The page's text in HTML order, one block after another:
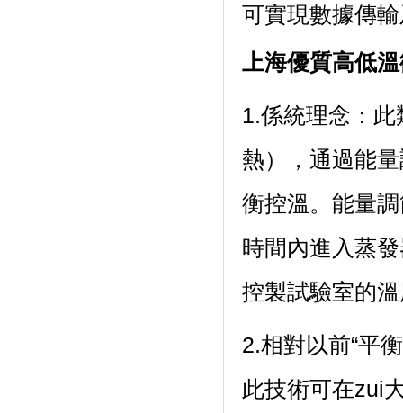
可實現數據傳輸
上海優質高低
1.係統理念：
熱），通過
衡控溫。能
時間內進入蒸發
控製試驗室的溫度
2.相對以前“平衡
此技術可在zui